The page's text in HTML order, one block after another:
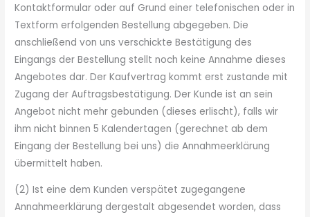
Kontaktformular oder auf Grund einer telefonischen oder in
Textform erfolgenden Bestellung abgegeben. Die
anschließend von uns verschickte Bestätigung des
Eingangs der Bestellung stellt noch keine Annahme dieses
Angebotes dar. Der Kaufvertrag kommt erst zustande mit
Zugang der Auftragsbestätigung. Der Kunde ist an sein
Angebot nicht mehr gebunden (dieses erlischt), falls wir
ihm nicht binnen 5 Kalendertagen (gerechnet ab dem
Eingang der Bestellung bei uns) die Annahmeerklärung
übermittelt haben.
(2) Ist eine dem Kunden verspätet zugegangene
Annahmeerklärung dergestalt abgesendet worden, dass